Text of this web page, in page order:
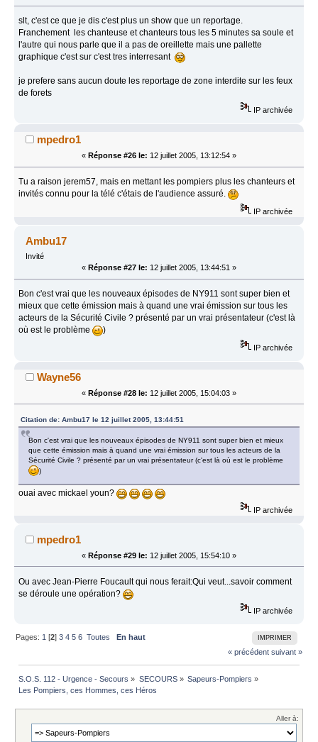
slt, c'est ce que je dis c'est plus un show que un reportage.
Franchement les chanteuse et chanteurs tous les 5 minutes sa soule et
l'autre qui nous parle que il a pas de oreillette mais une pallette
graphique c'est sur c'est tres interresant
je prefere sans aucun doute les reportage de zone interdite sur les feux
de forets
IP archivée
mpedro1
« Réponse #26 le: 12 juillet 2005, 13:12:54 »
Tu a raison jerem57, mais en mettant les pompiers plus les chanteurs et
invités connu pour la télé c'étais de l'audience assuré.
IP archivée
Ambu17
Invité
« Réponse #27 le: 12 juillet 2005, 13:44:51 »
Bon c'est vrai que les nouveaux épisodes de NY911 sont super bien et
mieux que cette émission mais à quand une vrai émission sur tous les
acteurs de la Sécurité Civile ? présenté par un vrai présentateur (c'est là
où est le problème
)
IP archivée
Wayne56
« Réponse #28 le: 12 juillet 2005, 15:04:03 »
Citation de: Ambu17 le 12 juillet 2005, 13:44:51
Bon c'est vrai que les nouveaux épisodes de NY911 sont super bien et mieux
que cette émission mais à quand une vrai émission sur tous les acteurs de la
Sécurité Civile ? présenté par un vrai présentateur (c'est là où est le problème
)
ouai avec mickael youn?
IP archivée
mpedro1
« Réponse #29 le: 12 juillet 2005, 15:54:10 »
Ou avec Jean-Pierre Foucault qui nous ferait:Qui veut...savoir comment
se déroule une opération?
IP archivée
IMPRIMER
Pages: 1 [2]3 4 5 6 Toutes
En haut
« précédent suivant »
S.O.S. 112 - Urgence - Secours » SECOURS» Sapeurs-Pompiers »
Les Pompiers, ces Hommes, ces Héros
Aller à: